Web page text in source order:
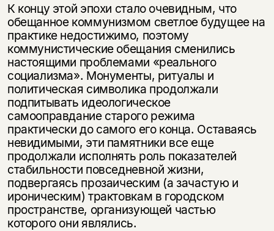
К концу этой эпохи стало очевидным, что
обещанное коммунизмом свет­лое будущее на
практике недостижимо, поэтому
коммунистические обеща­ния сменились
настоящими проблемами «реального
социализма». Мону­менты, ритуалы и
политическая символика продолжали
подпитывать идеологическое
самооправдание старого режима
практически до самого его конца. Оставаясь
невидимыми, эти памятники все еще
продолжали испол­нять роль показателей
стабильности повседневной жизни,
подвергаясь про­заическим (а зачастую и
ироническим) трактовкам в городском
пространстве, организующей частью
которого они являлись.